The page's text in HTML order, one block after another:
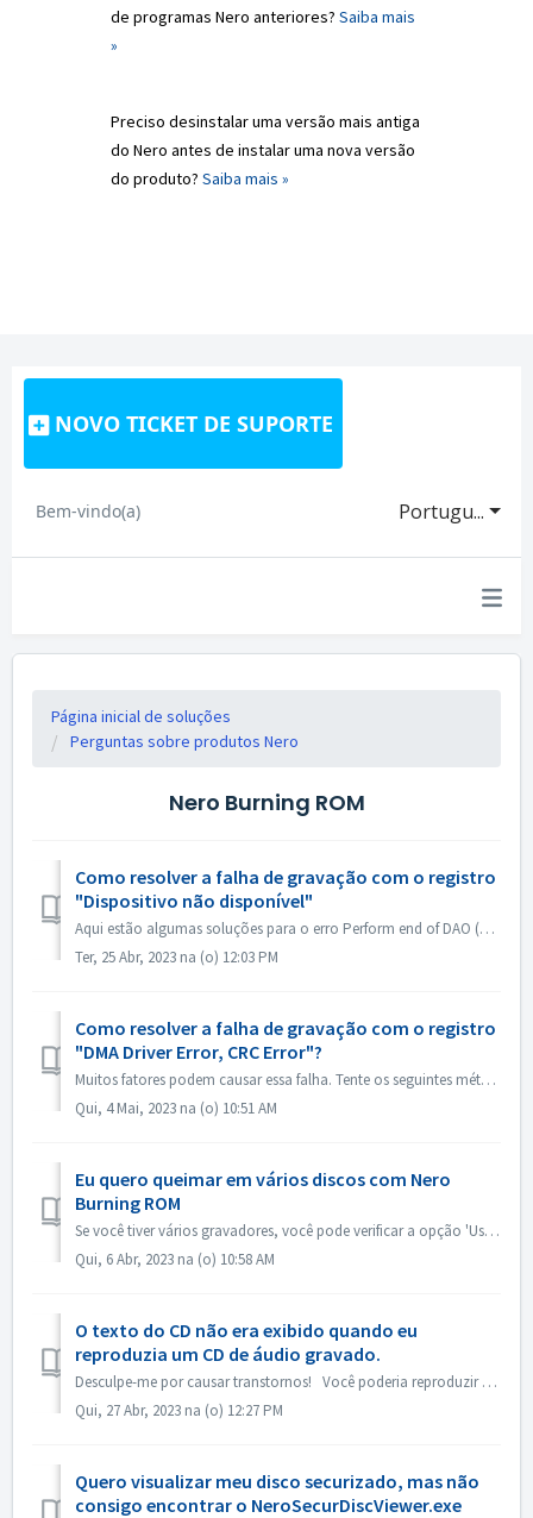
de programas Nero anteriores? Saiba mais
»
Preciso desinstalar uma versão mais antiga
do Nero antes de instalar uma nova versão
do produto? Saiba mais »
NOVO TICKET DE SUPORTE
Portugu...
Bem-vindo(a)
Página inicial de soluções
Perguntas sobre produtos Nero
Nero Burning ROM
Como resolver a falha de gravação com o registro
"Dispositivo não disponível"
Aqui estão algumas soluções para o erro Perform end of DAO (Device not available). Atualizar ou reverter o firmware do driver Esse problema ocorre princip...
Ter, 25 Abr, 2023 na (o) 12:03 PM
Como resolver a falha de gravação com o registro
"DMA Driver Error, CRC Error"?
Muitos fatores podem causar essa falha. Tente os seguintes métodos: 1. Troque os cabos de dados no gravador; 2. Se estiver usando um gravador de unidade de...
Qui, 4 Mai, 2023 na (o) 10:51 AM
Eu quero queimar em vários discos com Nero
Burning ROM
Se você tiver vários gravadores, você pode verificar a opção 'Use vários gravadores' na guia Queimar antes de queimar. Se você não tiver vários ...
Qui, 6 Abr, 2023 na (o) 10:58 AM
O texto do CD não era exibido quando eu
reproduzia um CD de áudio gravado.
Desculpe-me por causar transtornos! Você poderia reproduzir com o Nero MediaHome e verificar os metadados? Seus reprodutores devem suportar a leitura de t...
Qui, 27 Abr, 2023 na (o) 12:27 PM
Quero visualizar meu disco securizado, mas não
consigo encontrar o NeroSecurDiscViewer.exe